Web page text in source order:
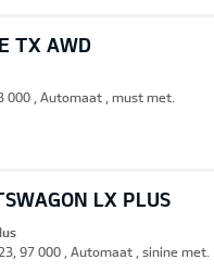
TX AWD
000 , Automaat , must met.
LX PLUS
97 000 , Automaat , sinine met.